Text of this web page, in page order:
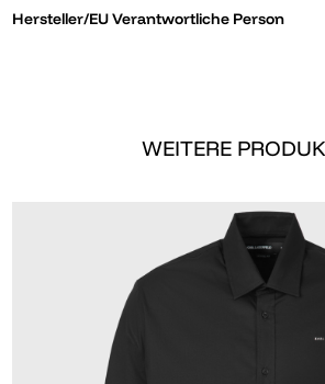
Hersteller/EU Verantwortliche Person
WEITERE